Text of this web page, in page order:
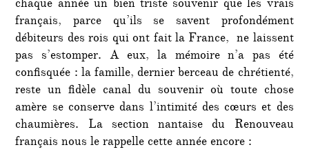
chaque année un bien triste souvenir que les vrais
français, parce qu’ils se savent profondément
débiteurs des rois qui ont fait la France, ne laissent
pas s’estomper. A eux, la mémoire n’a pas été
confisquée : la famille, dernier berceau de chrétienté,
reste un fidèle canal du souvenir où toute chose
amère se conserve dans l’intimité des cœurs et des
chaumières. La section nantaise du Renouveau
français nous le rappelle cette année encore :